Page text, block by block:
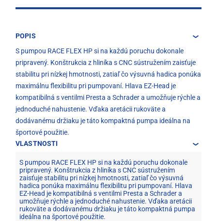
POPIS
S pumpou RACE FLEX HP si na každú poruchu dokonale
pripravený. Konštrukcia z hliníka s CNC sústružením zaisťuje
stabilitu pri nízkej hmotnosti, zatiaľ čo výsuvná hadica ponúka
maximálnu flexibilitu pri pumpovaní. Hlava EZ-Head je
kompatibilná s ventilmi Presta a Schrader a umožňuje rýchle a
jednoduché nahustenie. Vďaka aretácii rukoväte a
dodávanému držiaku je táto kompaktná pumpa ideálna na
športové použitie.
VLASTNOSTI
S pumpou RACE FLEX HP si na každú poruchu dokonale
pripravený. Konštrukcia z hliníka s CNC sústružením
zaisťuje stabilitu pri nízkej hmotnosti, zatiaľ čo výsuvná
hadica ponúka maximálnu flexibilitu pri pumpovaní. Hlava
EZ-Head je kompatibilná s ventilmi Presta a Schrader a
umožňuje rýchle a jednoduché nahustenie. Vďaka aretácii
rukoväte a dodávanému držiaku je táto kompaktná pumpa
ideálna na športové použitie.